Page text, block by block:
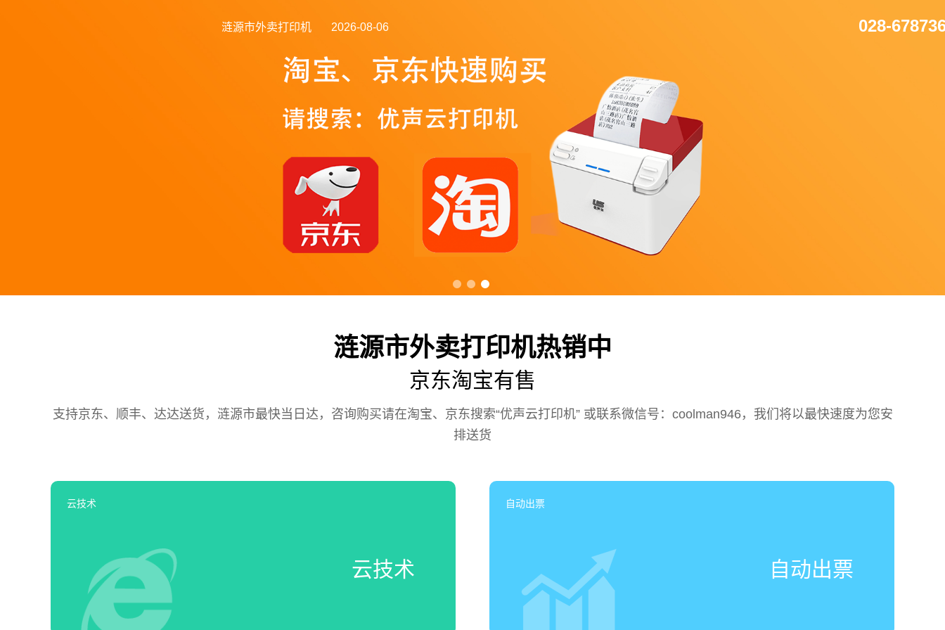
涟源市外卖打印机 2026-08-06 028-
涟源市外卖打印机热销中
京东淘宝有售
支持京东、顺丰、达达送货，涟源市最快当日达，咨询购买请在淘宝、京东搜索“优声云打印机” 或联系微信号：coolman946，我们将以最快速度为您安
排送货
云技术
云技术
自动出票
自动出票